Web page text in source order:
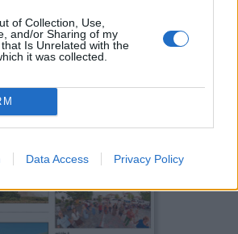
of Collection, Use,
and/or Sharing of my
Is Unrelated with the
it was collected.
Data Access Privacy Policy